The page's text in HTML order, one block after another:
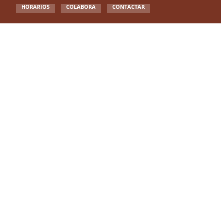
HORARIOS COLABORA CONTACTAR